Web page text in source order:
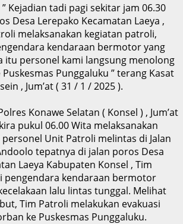
Kejadian tadi pagi sekitar jam 06.30
Desa Lerepako Kecamatan Laeya ,
melaksanakan kegiatan patroli,
kendaraan bermotor yang
itu personel kami langsung menolong
Punggaluku ” terang Kasat
, Jum’at ( 31 / 1 / 2025 ).
Konawe Selatan ( Konsel ) , Jum’at
pukul 06.00 Wita melaksanakan
Unit Patroli melintas di Jalan
tepatnya di jalan poros Desa
Laeya Kabupaten Konsel , Tim
pengendara kendaraan bermotor
lalu lintas tunggal. Melihat
Tim Patroli melakukan evakuasi
ke Puskesmas Punggaluku.